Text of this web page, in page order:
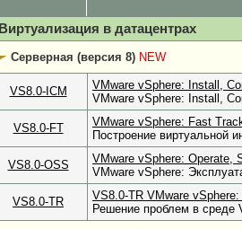
Виртуализация в датацентрах
Серверная (версия 8) NEW
VS8.0-ICM
VMware vSphere: Install,
VMware vSphere: Install,
VS8.0-FT
VMware vSphere: Fast
Построение виртуальной
VS8.0-OSS
VMware vSphere: Operate,
VMware vSphere:
VS8.0-TR
VS8.0-TR VMware
Решение проблем в среде